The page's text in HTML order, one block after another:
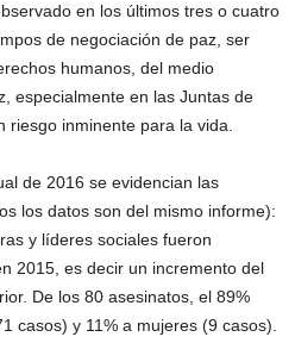
en los últimos tres o cuatro
de negociación de paz, ser
humanos, del medio
especialmente en las Juntas de
riesgo inminente para la vida.
de 2016 se evidencian las
los datos son del mismo informe):
y líderes sociales fueron
2015, es decir un incremento del
De los 80 asesinatos, el 89%
casos) y 11% a mujeres (9 casos).